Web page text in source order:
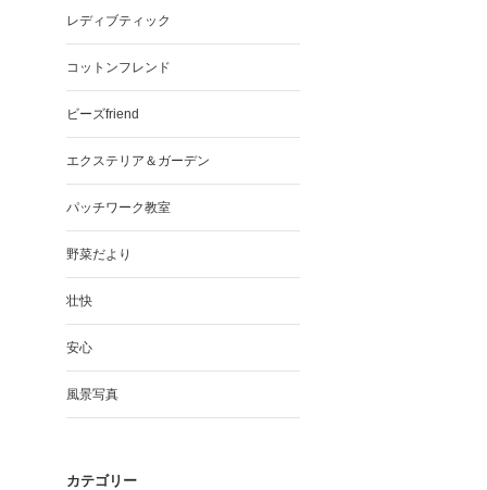
レディブティック
コットンフレンド
ビーズfriend
エクステリア＆ガーデン
パッチワーク教室
野菜だより
壮快
安心
風景写真
カテゴリー